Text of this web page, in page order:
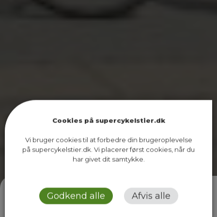
850+km
Cookies på supercykelstier.dk
Vi bruger cookies til at forbedre din brugeroplevelse
på supercykelstier.dk. Vi placerer først cookies, når du
har givet dit samtykke.
Godkend alle Afvis alle